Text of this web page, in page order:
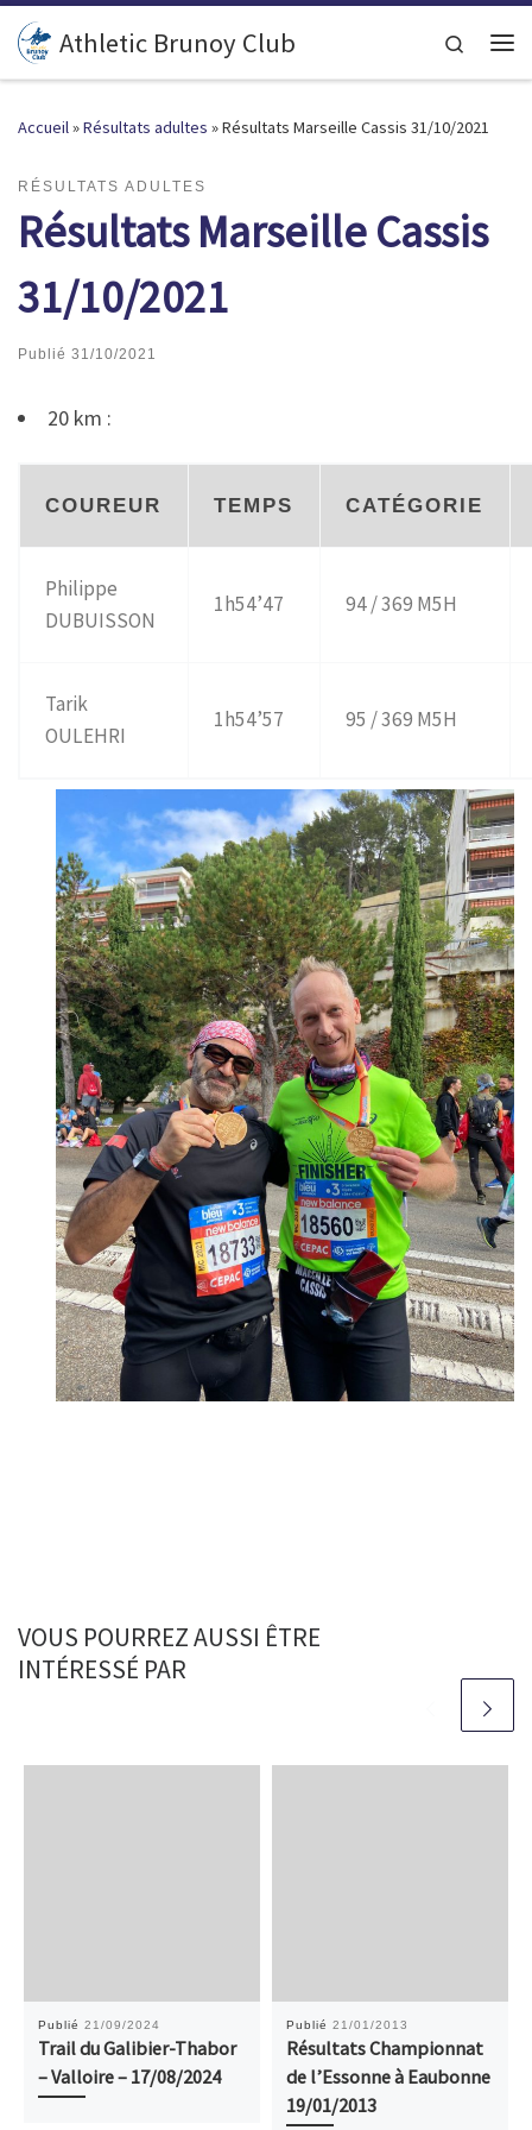
Passer au contenu
Athletic Brunoy Club Search
Accueil»Résultats adultes »Résultats Marseille Cassis 31/10/2021
RÉSULTATS ADULTES
Résultats Marseille Cassis
31/10/2021
Publié 31/10/2021
20 km :
COUREUR TEMPS CATÉGORIE
Philippe
DUBUISSON
1h54’47 94 / 369 M5H
Tarik
OULEHRI
1h54’57 95 / 369 M5H
VOUS POURREZ AUSSI ÊTRE
INTÉRESSÉ PAR
Publié 21/09/2024
Trail du Galibier-Thabor
– Valloire – 17/08/2024
Publié 21/01/2013
Résultats Championnat
de l’Essonne à Eaubonne
19/01/2013